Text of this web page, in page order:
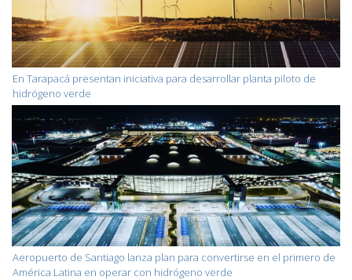
En Tarapacá presentan iniciativa para desarrollar planta piloto de
hidrógeno verde
Aeropuerto de Santiago lanza plan para convertirse en el primero de
América Latina en operar con hidrógeno verde